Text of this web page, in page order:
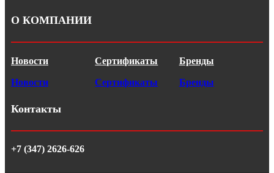
О КОМПАНИИ
Новости Сертификаты Бренды
Новости Сертификаты Бренды
Контакты
+7 (347) 2626-626